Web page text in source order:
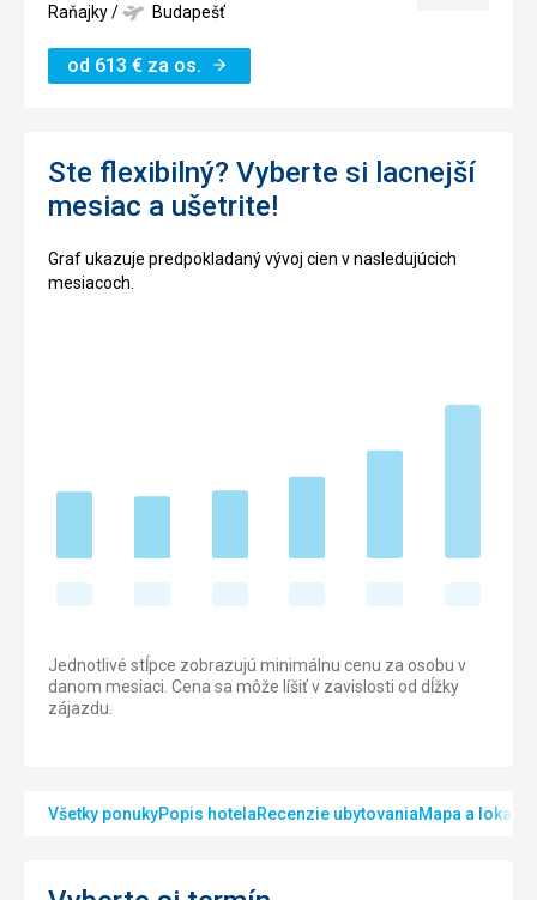
Raňajky/ Budapešť
od 613 € za os.
Ste flexibilný? Vyberte si lacnejší
mesiac a ušetrite!
Graf ukazuje predpokladaný vývoj cien v nasledujúcich
mesiacoch.
Jednotlivé stĺpce zobrazujú minimálnu cenu za osobu v
danom mesiaci. Cena sa môže líšiť v zavislosti od dĺžky
zájazdu.
Všetky ponukyPopis hotelaRecenzie ubytovaniaMapa a lokalita